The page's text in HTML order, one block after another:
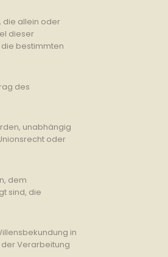
die allein oder
dieser
bestimmten
des
unabhängig
oder
dem
sind, die
in
Verarbeitung